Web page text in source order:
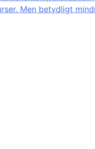
Men betydligt